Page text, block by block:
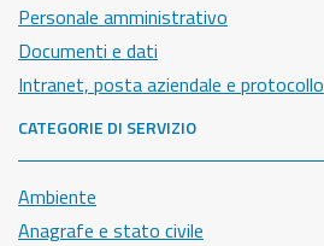
Personale amministrativo
Documenti e dati
Intranet, posta aziendale e protocollo
CATEGORIE DI SERVIZIO
Ambiente
Anagrafe e stato civile